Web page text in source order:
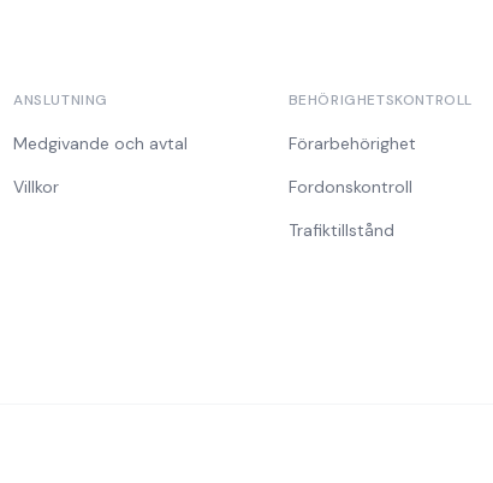
ANSLUTNING
Medgivande och avtal
Villkor
BEHÖRIGHETSKONTROLL
Förarbehörighet
Fordonskontroll
Trafiktillstånd